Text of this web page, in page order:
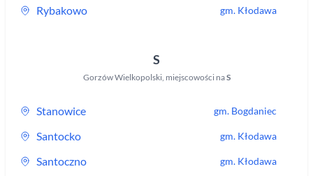
Rybakowo gm. Kłodawa
S
Gorzów Wielkopolski, miejscowości naS
Stanowice gm. Bogdaniec
Santocko gm. Kłodawa
Santoczno gm. Kłodawa